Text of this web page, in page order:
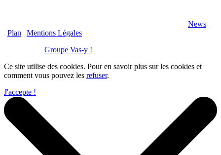
News
Plan
Mentions Légales
Groupe Vas-y !
Ce site utilise des cookies. Pour en savoir plus sur les cookies et
comment vous pouvez les refuser.
J'accepte !